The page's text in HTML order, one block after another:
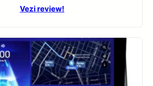
Vezi review!